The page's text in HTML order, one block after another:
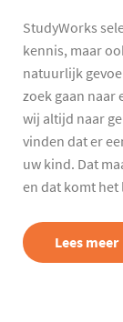
StudyWorks
kennis, maar
natuurlijk
zoek gaan naar
wij altijd naar
vinden dat er
uw kind. Dat
en dat komt het
Lees meer